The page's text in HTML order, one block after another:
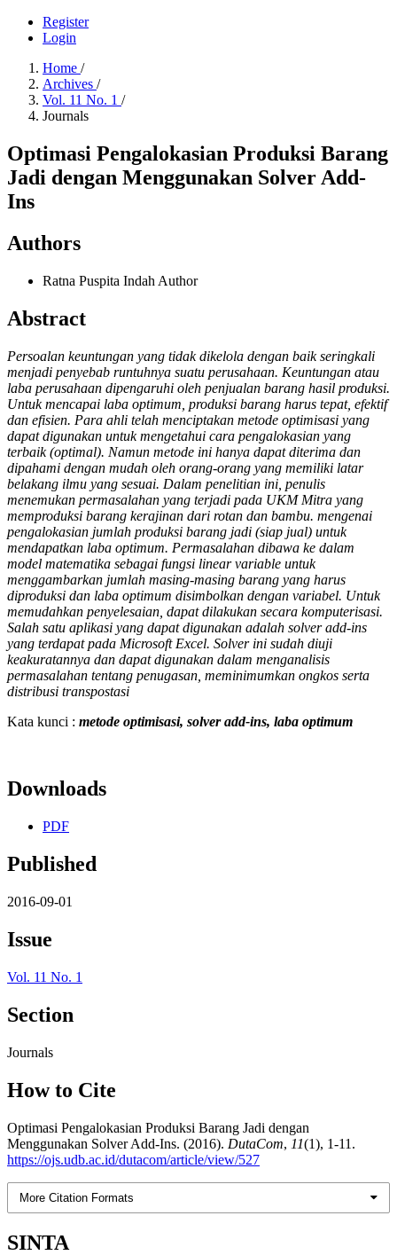
Register
Login
Home /
Archives /
Vol. 11 No. 1 /
Journals
Optimasi Pengalokasian Produksi Barang
Jadi dengan Menggunakan Solver Add-
Ins
Authors
Ratna Puspita Indah Author
Abstract
Persoalan keuntungan yang tidak dikelola dengan baik seringkali
menjadi penyebab runtuhnya suatu perusahaan. Keuntungan atau
laba perusahaan dipengaruhi oleh penjualan barang hasil produksi.
Untuk mencapai laba optimum, produksi barang harus tepat, efektif
dan efisien. Para ahli telah menciptakan metode optimisasi yang
dapat digunakan untuk mengetahui cara pengalokasian yang
terbaik (optimal). Namun metode ini hanya dapat diterima dan
dipahami dengan mudah oleh orang-orang yang memiliki latar
belakang ilmu yang sesuai. Dalam penelitian ini, penulis
menemukan permasalahan yang terjadi pada UKM Mitra yang
memproduksi barang kerajinan dari rotan dan bambu. mengenai
pengalokasian jumlah produksi barang jadi (siap jual) untuk
mendapatkan laba optimum. Permasalahan dibawa ke dalam
model matematika sebagai fungsi linear variable untuk
menggambarkan jumlah masing-masing barang yang harus
diproduksi dan laba optimum disimbolkan dengan variabel. Untuk
memudahkan penyelesaian, dapat dilakukan secara komputerisasi.
Salah satu aplikasi yang dapat digunakan adalah solver add-ins
yang terdapat pada Microsoft Excel. Solver ini sudah diuji
keakuratannya dan dapat digunakan dalam menganalisis
permasalahan tentang penugasan, meminimumkan ongkos serta
distribusi transpostasi
Kata kunci : metode optimisasi, solver add-ins, laba optimum
Downloads
PDF
Published
2016-09-01
Issue
Vol. 11 No. 1
Section
Journals
How to Cite
Optimasi Pengalokasian Produksi Barang Jadi dengan
Menggunakan Solver Add-Ins. (2016). DutaCom, 11(1), 1-11.
https://ojs.udb.ac.id/dutacom/article/view/527
More Citation Formats
SINTA